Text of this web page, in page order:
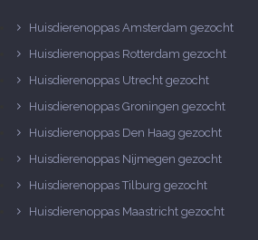
Huisdierenoppas Amsterdam gezocht
Huisdierenoppas Rotterdam gezocht
Huisdierenoppas Utrecht gezocht
Huisdierenoppas Groningen gezocht
Huisdierenoppas Den Haag gezocht
Huisdierenoppas Nijmegen gezocht
Huisdierenoppas Tilburg gezocht
Huisdierenoppas Maastricht gezocht